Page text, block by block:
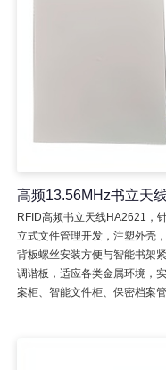
高频13.56MHz书立天
RFID高频书立天线HA2621，
立式文件管理开发，注塑外壳
背板螺丝安装方便与智能书架
调谐板，适应各类金属环境，
案柜、智能文件柜、保密档案